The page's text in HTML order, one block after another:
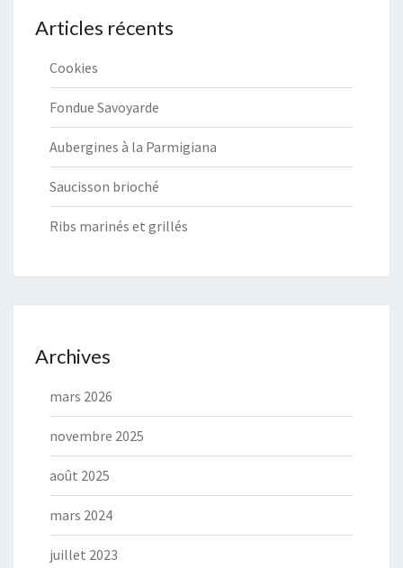
Articles récents
Cookies
Fondue Savoyarde
Aubergines à la Parmigiana
Saucisson brioché
Ribs marinés et grillés
Archives
mars 2026
novembre 2025
août 2025
mars 2024
juillet 2023